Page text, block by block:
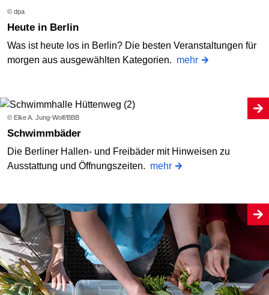
© dpa
Heute in Berlin
Was ist heute los in Berlin? Die besten Veranstaltungen für
morgen aus ausgewählten Kategorien. mehr
© Elke A. Jung-Wolf/BBB
Schwimmbäder
Die Berliner Hallen- und Freibäder mit Hinweisen zu
Ausstattung und Öffnungszeiten. mehr